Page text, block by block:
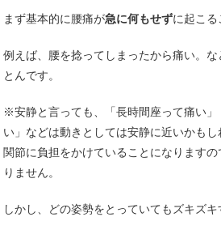
まず基本的に腰痛が急に何もせずに起こる
例えば、腰を捻ってしまったから痛い。
とんです。
※安静と言っても、「長時間座って痛い
い」などは動きとしては安静に近いかも
関節に負担をかけていることになります
りません。
しかし、どの姿勢をとっていてもズキズキ